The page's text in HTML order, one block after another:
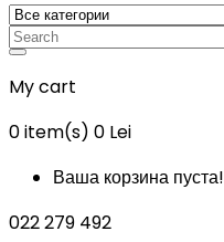
My cart
0item(s) 0 Lei
Ваша корзина пуста!
022 279 492